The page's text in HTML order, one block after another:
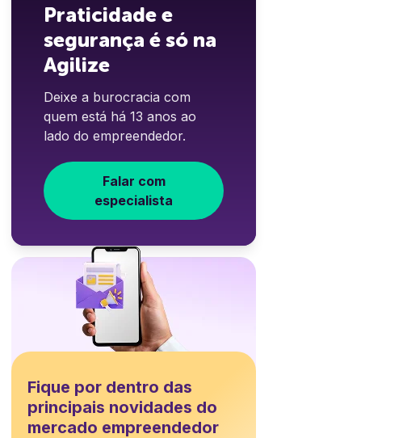
Praticidade e
segurança é só na
Agilize
Deixe a burocracia com
quem está há 13 anos ao
lado do empreendedor.
Falar com
especialista
Fique por dentro das
principais novidades do
mercado empreendedor